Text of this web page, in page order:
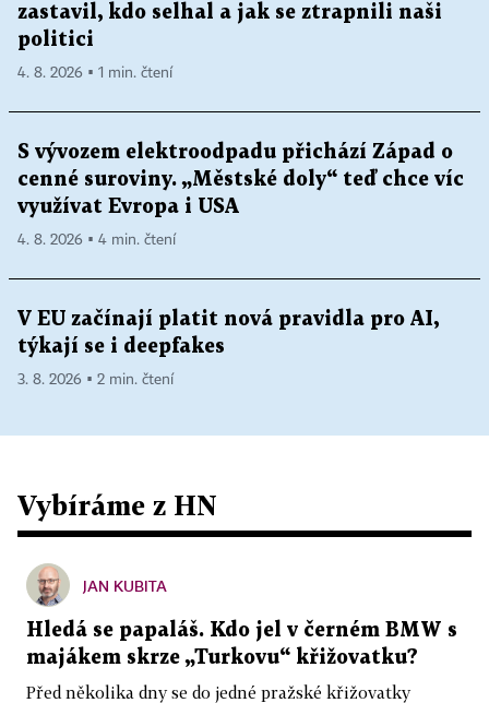
zastavil, kdo selhal a jak se ztrapnili naši
politici
4. 8. 2026 ▪ 1 min. čtení
S vývozem elektroodpadu přichází Západ o
cenné suroviny. „Městské doly“ teď chce víc
využívat Evropa i USA
4. 8. 2026 ▪ 4 min. čtení
V EU začínají platit nová pravidla pro AI,
týkají se i deepfakes
3. 8. 2026 ▪ 2 min. čtení
Vybíráme z HN
JAN KUBITA
Hledá se papaláš. Kdo jel v černém BMW s
majákem skrze „Turkovu“ křižovatku?
Před několika dny se do jedné pražské křižovatky